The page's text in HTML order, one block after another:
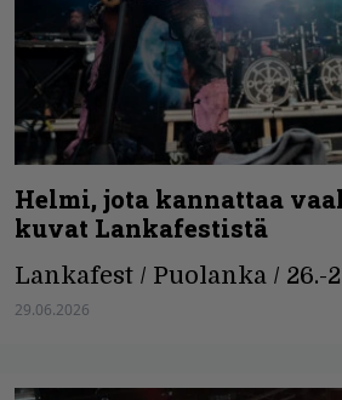
Helmi, jota kannattaa
kuvat Lankafestistä
Lankafest / Puolanka / 26.-
29.06.2026